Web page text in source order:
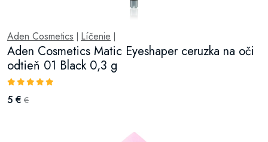
Aden Cosmetics Líčenie
Aden Cosmetics Matic Eyeshaper ceruzka na oči
odtieň 01 Black 0,3 g
5 € €